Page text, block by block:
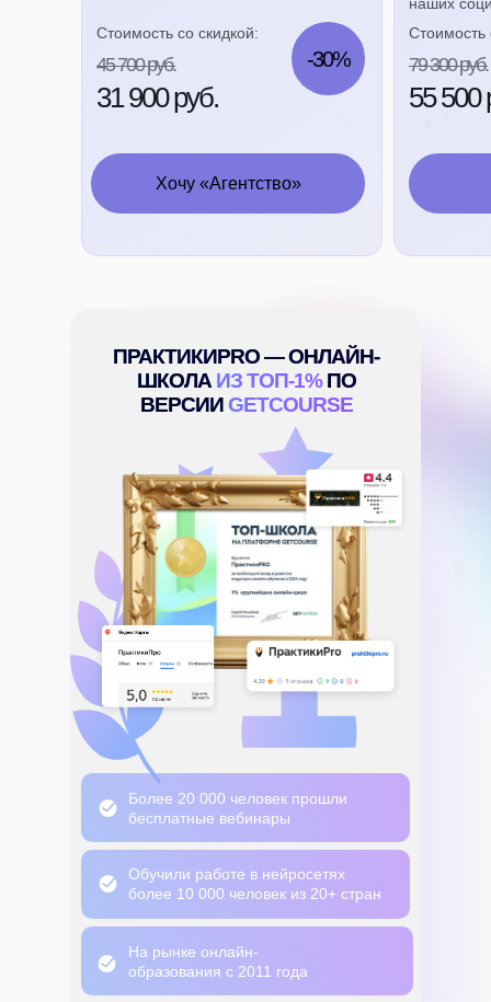
-30% 79 300 руб.
55 500
Стоимость
45 700 руб.
31 900 руб.
Стоимость со скидкой:
Хочу «Агентство»
ПРАКТИКИPRO — ОНЛАЙН-
ШКОЛАИЗ ТОП-1%ПО
ВЕРСИИGETCOURSE
На рынке онлайн-
образования с 2011 года
Обучили работе в нейросетях
более 10 000 человек из 20+ стран
Более 20 000 человек прошли
бесплатные вебинары